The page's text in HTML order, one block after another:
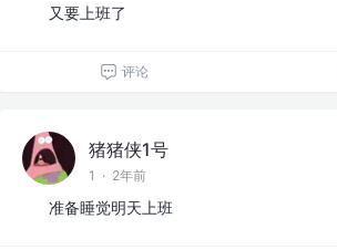
又要上班了
评论
猪猪侠1号
1 · 2年前
准备睡觉明天上班